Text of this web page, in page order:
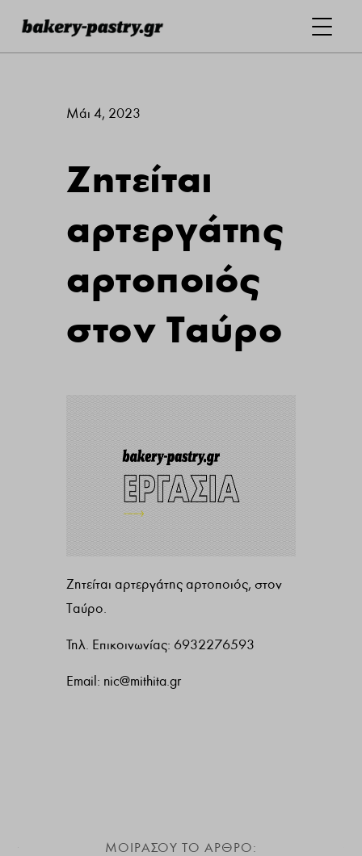
Μάι 4, 2023
Ζητείται
αρτεργάτης
αρτοποιός
στον Ταύρο
Ζητείται αρτεργάτης αρτοποιός, στον
Ταύρο.
Τηλ. Επικοινωνίας: 6932276593
Email: nic@mithita.gr
ΜΟΙΡΑΣΟΥ ΤΟ ΑΡΘΡΟ: